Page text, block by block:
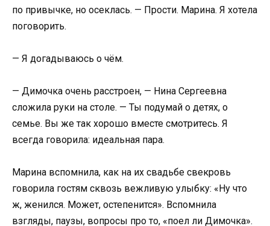
по привычке, но осеклась. — Прости. Марина. Я хотела
поговорить.
— Я догадываюсь о чём.
— Димочка очень расстроен, — Нина Сергеевна
сложила руки на столе. — Ты подумай о детях, о
семье. Вы же так хорошо вместе смотритесь. Я
всегда говорила: идеальная пара.
Марина вспомнила, как на их свадьбе свекровь
говорила гостям сквозь вежливую улыбку: «Ну что
ж, женился. Может, остепенится». Вспомнила
взгляды, паузы, вопросы про то, «поел ли Димочка».